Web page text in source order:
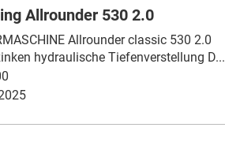
Allrounder 530 2.0
Allrounder classic 530 2.0
hydraulische Tiefenverstellung D...